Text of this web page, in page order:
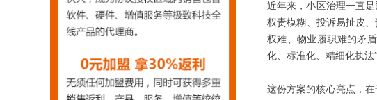
近年来，小区治理一直
权责模糊、投诉易扯皮
权难、物业履职难的矛
化、标准化、精细化执法
这份方案的核心亮点，